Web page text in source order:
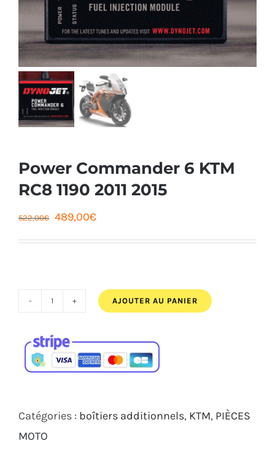
Power Commander 6 KTM
RC8 1190 2011 2015
Le
489,00€
489,00€.
quantité
Power
Commander
Catégories : boîtiers additionnels KTM PIÈCES
MOTO